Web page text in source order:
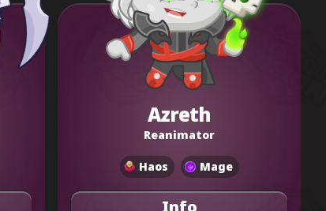
Azreth
Reanimator
Haos Mage